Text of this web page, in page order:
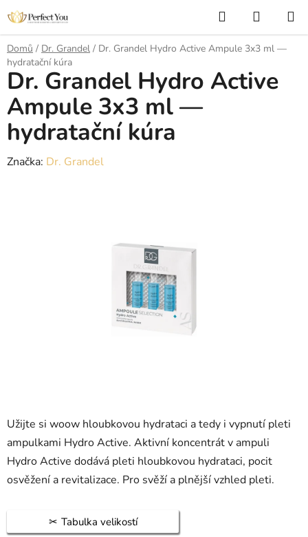
Přejít
na
obsah
Hledat
KOŠÍK
Domů / Dr. Grandel / Dr. Grandel Hydro Active Ampule 3x3 ml —
hydratační kúra
Užijte si woow hloubkovou hydrataci a tedy i vypnutí pleti
ampulkami Hydro Active. Aktivní koncentrát v ampuli
Hydro Active dodává pleti hloubkovou hydrataci, pocit
osvěžení a revitalizace. Pro svěží a plnější vzhled pleti.
Tabulka velikostí
Dr. Grandel Hydro Active
Ampule 3x3 ml —
hydratační kúra
Značka: Dr. Grandel